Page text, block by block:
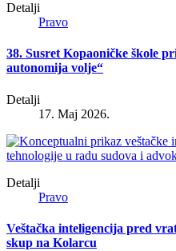
Detalji
Pravo
38. Susret Kopaoničke škole
autonomija volje“
Detalji
17. Maj 2026.
Detalji
Pravo
Veštačka inteligencija pred
skup na Kolarcu